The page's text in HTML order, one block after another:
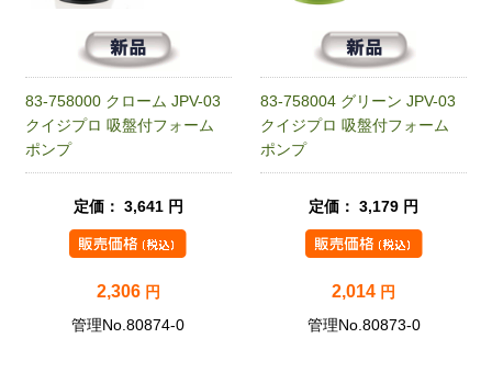
83-758000 クローム JPV-03
クイジプロ 吸盤付フォーム
ポンプ
定価： 3,641 円
2,306 円
管理No.80874-0
83-758004 グリーン JPV-03
クイジプロ 吸盤付フォーム
ポンプ
定価： 3,179 円
2,014 円
管理No.80873-0